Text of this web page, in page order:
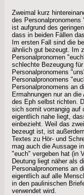
Zweimal kurz
des
ist aufgrund des
dass in beiden Fällen
Im ersten Fall sind die
ähnlich gut bezeugt. Im
Personalpronomen
schlechte Bezeugung
Personalpronomens
Personalpronomens
Personalpronomens an
Ermahnungen nur an
des Eph selbst richten.
sich somit vorrangig auf
eigentlich nahe liegt,
einbezieht. Weil das
bezeugt ist, ist
Textes zu Hör- und
mag auch die Aussage
"euch" vergeben hat (in
Deutung liegt näher als
Personalpronomens an
eigentlich auf alle
in den paulinischen
verwendet wird.